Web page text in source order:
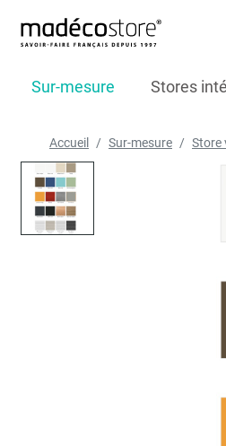
Sur-mesure Stores
Accueil Sur-mesure Store